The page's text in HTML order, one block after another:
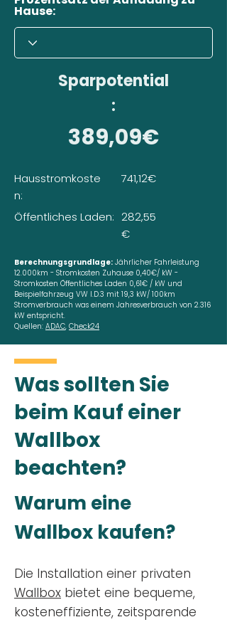
Hause:
Sparpotential
:
389,09€
Hausstromkoste
n:
Öffentliches Laden:
741,12€
282,55
€
Berechnungsgrundlage: Jährlicher Fahrleistung
12.000km - Stromkosten Zuhause 0,40€/ kW -
Stromkosten Öffentliches Laden 0,61€ / kW und
Beispielfahrzeug VW I.D.3 mit 19,3 kW/ 100km
Stromverbrauch was einem Jahresverbrauch von 2.316
kW entspricht.
Quellen: ADAC, Check24
Was sollten Sie
beim Kauf einer
Wallbox
beachten?
Warum eine
Wallbox kaufen?
Die Installation einer privaten
Wallbox bietet eine bequeme,
kosteneffiziente, zeitsparende